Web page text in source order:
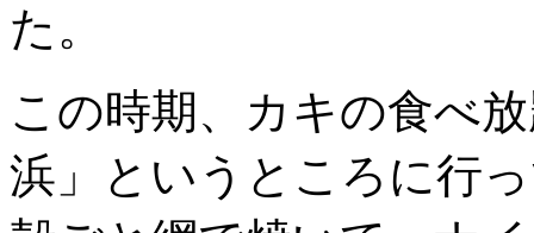
た。
この時期、カキの食べ
浜」というところに行